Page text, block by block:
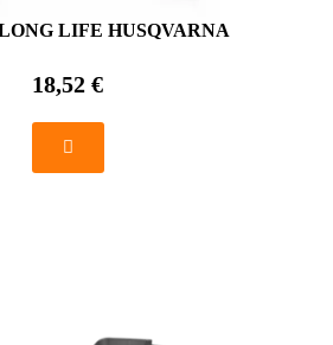
LIFE HUSQVARNA
18,52 €